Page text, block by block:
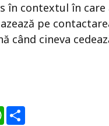
în contextul în care
pe
când cineva
WhatsApp